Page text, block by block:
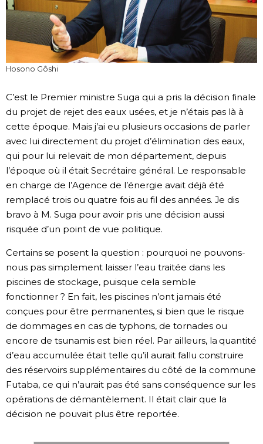
Hosono Gôshi
C’est le Premier ministre Suga qui a pris la décision finale
du projet de rejet des eaux usées, et je n’étais pas là à
cette époque. Mais j’ai eu plusieurs occasions de parler
avec lui directement du projet d’élimination des eaux,
qui pour lui relevait de mon département, depuis
l’époque où il était Secrétaire général. Le responsable
en charge de l’Agence de l’énergie avait déjà été
remplacé trois ou quatre fois au fil des années. Je dis
bravo à M. Suga pour avoir pris une décision aussi
risquée d’un point de vue politique.
Certains se posent la question : pourquoi ne pouvons-
nous pas simplement laisser l’eau traitée dans les
piscines de stockage, puisque cela semble
fonctionner ? En fait, les piscines n’ont jamais été
conçues pour être permanentes, si bien que le risque
de dommages en cas de typhons, de tornades ou
encore de tsunamis est bien réel. Par ailleurs, la quantité
d’eau accumulée était telle qu’il aurait fallu construire
des réservoirs supplémentaires du côté de la commune
Futaba, ce qui n’aurait pas été sans conséquence sur les
opérations de démantèlement. Il était clair que la
décision ne pouvait plus être reportée.